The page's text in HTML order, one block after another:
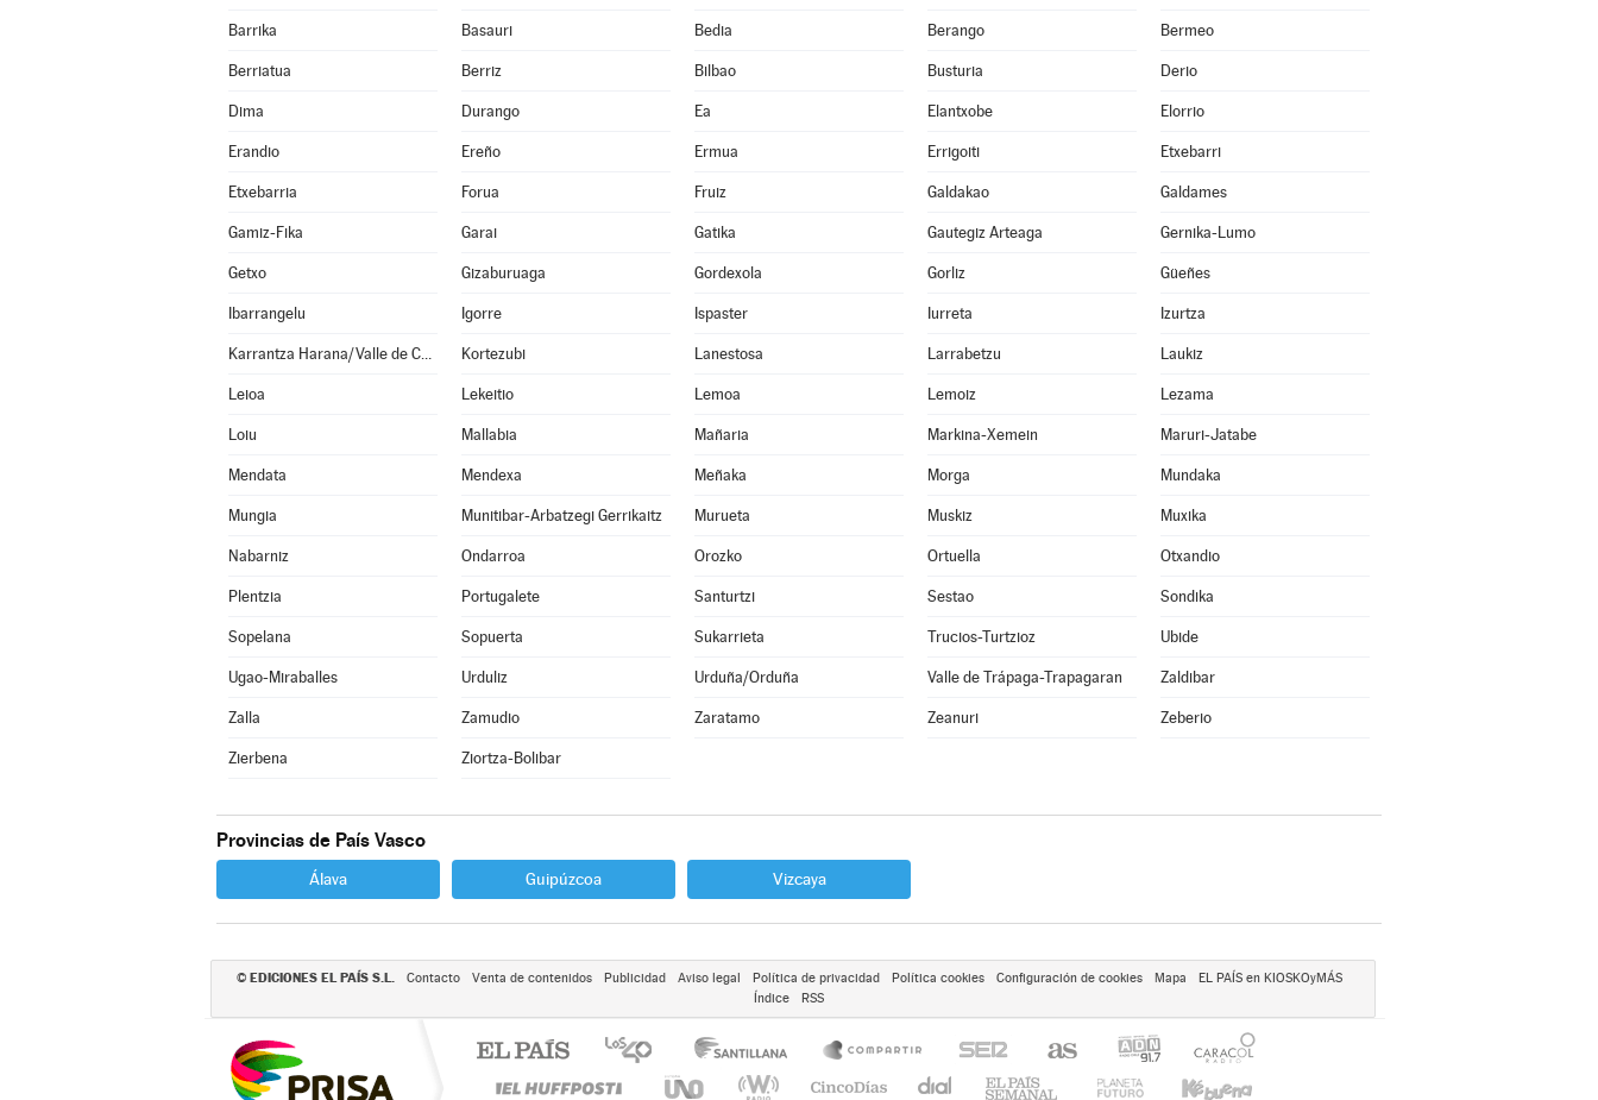
Barrika Basauri Bedia Berango Bermeo
Berriatua Berriz Bilbao Busturia Derio
Dima Durango Ea Elantxobe Elorrio
Erandio Ereño Ermua Errigoiti Etxebarri
Etxebarria Forua Fruiz Galdakao Galdames
Gamiz-Fika Garai Gatika Gautegiz Arteaga Gernika-Lumo
Getxo Gizaburuaga Gordexola Gorliz Güeñes
Ibarrangelu Igorre Ispaster Iurreta Izurtza
Karrantza Harana/Valle de Carranza Kortezubi Lanestosa Larrabetzu Laukiz
Leioa Lekeitio Lemoa Lemoiz Lezama
Loiu Mallabia Mañaria Markina-Xemein Maruri-Jatabe
Mendata Mendexa Meñaka Morga Mundaka
Mungia Munitibar-Arbatzegi Gerrikaitz Murueta Muskiz Muxika
Nabarniz Ondarroa Orozko Ortuella Otxandio
Plentzia Portugalete Santurtzi Sestao Sondika
Sopelana Sopuerta Sukarrieta Trucios-Turtzioz Ubide
Ugao-Miraballes Urduliz Urduña/Orduña Valle de Trápaga-Trapagaran Zaldibar
Zalla Zamudio Zaratamo Zeanuri Zeberio
Zierbena Ziortza-Bolibar
Provincias de País Vasco
Álava Guipúzcoa Vizcaya
© EDICIONES EL PAÍS S.L. Contacto Venta de contenidos Publicidad Aviso legal Política de privacidad Política cookies Configuración de cookies Mapa
EL PAÍS en KIOSKOyMÁS
Índice
RSS